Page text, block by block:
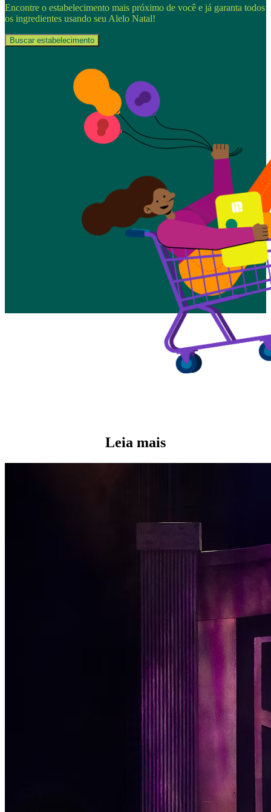
Encontre o estabelecimento mais próximo de você e já garanta todos
os ingredientes usando seu Alelo Natal!
Buscar estabelecimento
Leia mais